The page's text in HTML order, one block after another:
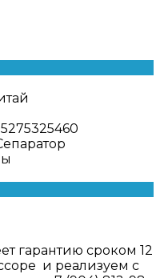
гарантию сроком 12
и реализуем с